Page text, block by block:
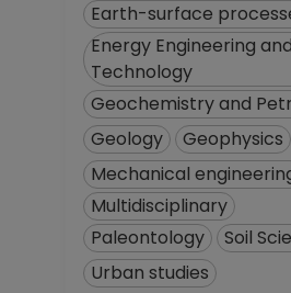
Earth-surface
Energy Engineering
Technology
Geochemistry and
Geology
Geophysics
Mechanical
Multidisciplinary
Paleontology
Soil
Urban studies